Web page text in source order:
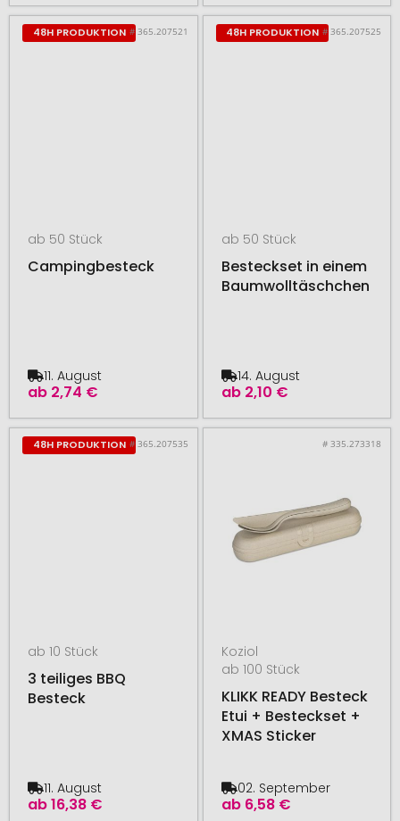
48H PRODUKTION # 365.207521
ab 50 Stück
Campingbesteck
ab 2,74 €
11. August
48H PRODUKTION # 365.207525
ab 50 Stück
Besteckset in einem
Baumwolltäschchen
ab 2,10 €
14. August
48H PRODUKTION # 365.207535
ab 10 Stück
3 teiliges BBQ
Besteck
ab16,38 €
11. August
# 335.273318
Koziol
ab 100 Stück
KLIKK READY Besteck
Etui + Besteckset +
XMAS Sticker
ab 6,58 €
02. September